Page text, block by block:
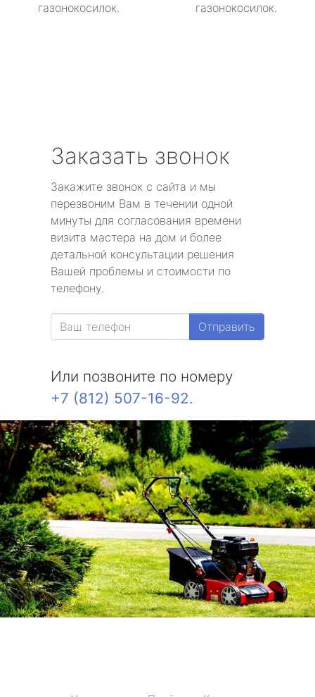
газонокосилок.
газонокосилок.
Заказать звонок
Закажите звонок с сайта и мы
перезвоним Вам в течении одной
минуты для согласования времени
визита мастера на дом и более
детальной консультации решения
Вашей проблемы и стоимости по
телефону.
Отправить
Или позвоните по номеру
+7 (812) 507-16-92.